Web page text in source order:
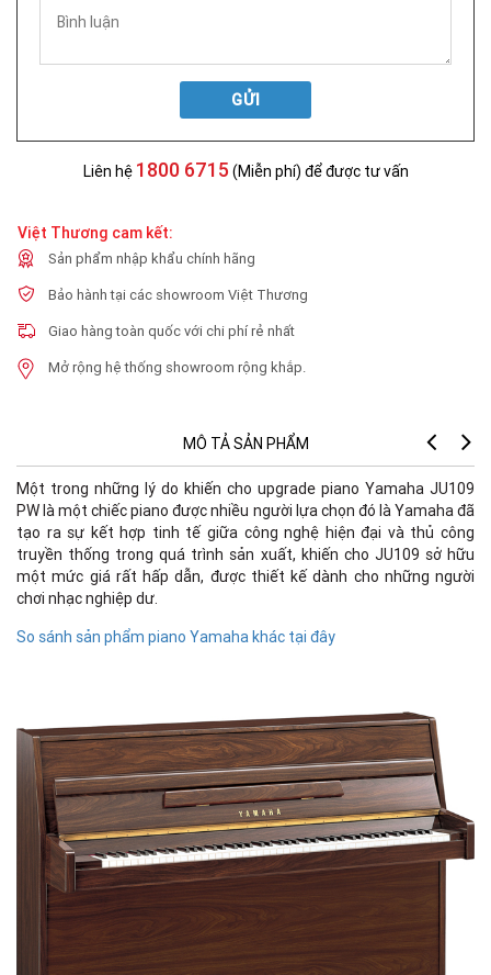
GỬI
Liên hệ 1800 6715 (Miễn phí) để được tư vấn
Việt Thương cam kết:
Sản phẩm nhập khẩu chính hãng
Bảo hành tại các showroom Việt Thương
Giao hàng toàn quốc với chi phí rẻ nhất
Mở rộng hệ thống showroom rộng khắp.
MÔ TẢ SẢN PHẨM
Một trong những lý do khiến cho upgrade piano Yamaha JU109
PW là một chiếc piano được nhiều người lựa chọn đó là Yamaha đã
tạo ra sự kết hợp tinh tế giữa công nghệ hiện đại và thủ công
truyền thống trong quá trình sản xuất, khiến cho JU109 sở hữu
một mức giá rất hấp dẫn, được thiết kế dành cho những người
chơi nhạc nghiệp dư.
So sánh sản phẩm piano Yamaha khác tại đây